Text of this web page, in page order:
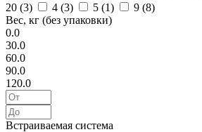
20 (3) 4 (3) 5 (1) 9 (8)
Вес, кг (без упаковки)
0.0
30.0
60.0
90.0
120.0
Встраиваемая система